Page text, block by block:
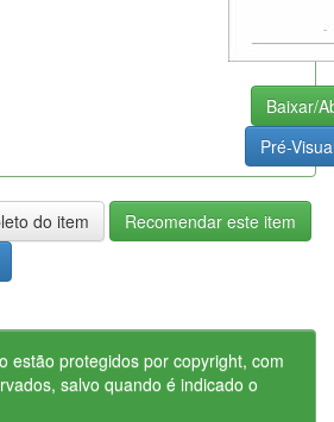
Baixar/
Pré-
do item
Recomendar este item
estão protegidos por copyright, com
salvo quando é indicado o